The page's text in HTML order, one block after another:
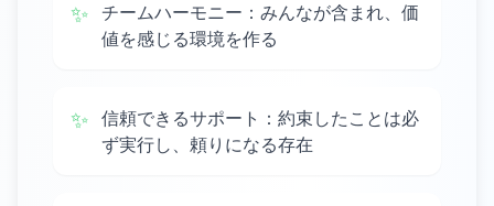
✨ チームハーモニー：みんなが含まれ、価
値を感じる環境を作る
✨ 信頼できるサポート：約束したことは必
ず実行し、頼りになる存在